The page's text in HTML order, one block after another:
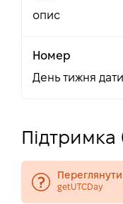
опис
Номер
День тижня дати
Переглянути
getUTCDay